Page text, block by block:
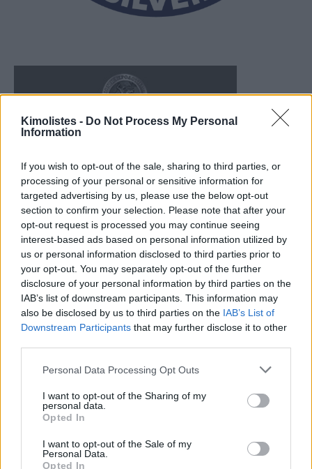
Kimolistes - Do Not Process My Personal
Information
If you wish to opt-out of the sale, sharing to third parties, or
processing of your personal or sensitive information for
targeted advertising by us, please use the below opt-out
section to confirm your selection. Please note that after your
opt-out request is processed you may continue seeing
interest-based ads based on personal information utilized by
us or personal information disclosed to third parties prior to
your opt-out. You may separately opt-out of the further
disclosure of your personal information by third parties on the
IAB’s list of downstream participants. This information may
also be disclosed by us to third parties on the IAB’s List of
Downstream Participants that may further disclose it to other
Please note that this website/app uses one or more Google
not limited to your visit or usage behaviour. You may click to
grant or deny consent to Google and its third-party tags to
use your data for below specified purposes in below Google
consent section.
Personal Data Processing Opt Outs
I want to opt-out of the Sharing of my
personal data.
Opted In
I want to opt-out of the Sale of my
Personal Data.
Opted In